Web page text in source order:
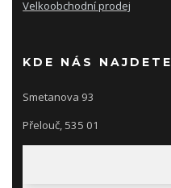
Velkoobchodní prodej
KDE NÁS NAJDETE
Smetanova 93
Přelouč, 535 01